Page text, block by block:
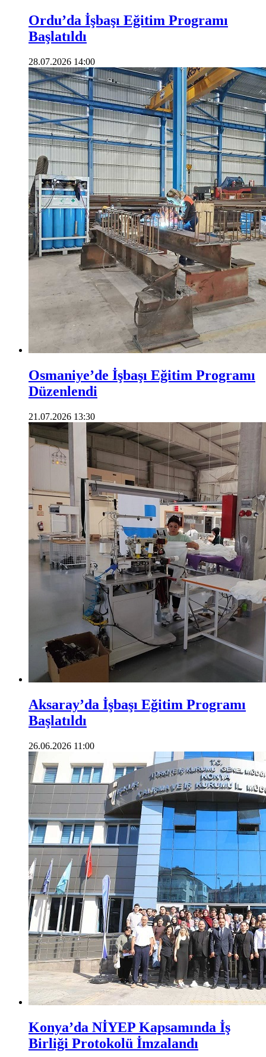
Ordu’da İşbaşı Eğitim Programı
Başlatıldı
28.07.2026 14:00
Osmaniye’de İşbaşı Eğitim Programı
Düzenlendi
21.07.2026 13:30
Aksaray’da İşbaşı Eğitim Programı
Başlatıldı
26.06.2026 11:00
Konya’da NİYEP Kapsamında İş
Birliği Protokolü İmzalandı